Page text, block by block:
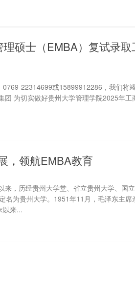
硕士（EMBA）复试录取
22314699或15899912286，我们将
为切实做好贵州大学管理学院2025年工
，领航EMBA教育
，历经贵州大学堂、省立贵州大学、国
名为贵州大学。1951年11月，毛泽东主席
以来...